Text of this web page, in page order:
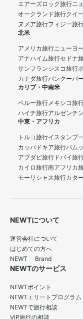
エアーズロック旅行ニ
オークランド旅行クイ
ヌメア旅行フィジー旅
北米
アメリカ旅行ニューヨ
アナハイム旅行セドナ
サンフランシスコ旅行
カナダ旅行バンクーバ
カリブ・中南米
ペルー旅行メキシコ旅
ハイチ旅行アルゼンチ
中東・アフリカ
トルコ旅行イスタンブ
カッパドキア旅行パム
アブダビ旅行 ドバイ旅
カイロ旅行南アフリカ
モーリシャス旅行カタ
NEWTについて
運営会社について
はじめての方へ
NEWT Brand
NEWTのサービス
NEWTポイント
NEWTエリートプログラム
NEWTで旅行相談
VIP旅行の相談